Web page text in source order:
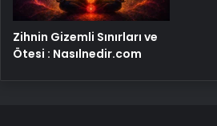
Zihnin Gizemli Sınırları ve
Ötesi : Nasılnedir.com